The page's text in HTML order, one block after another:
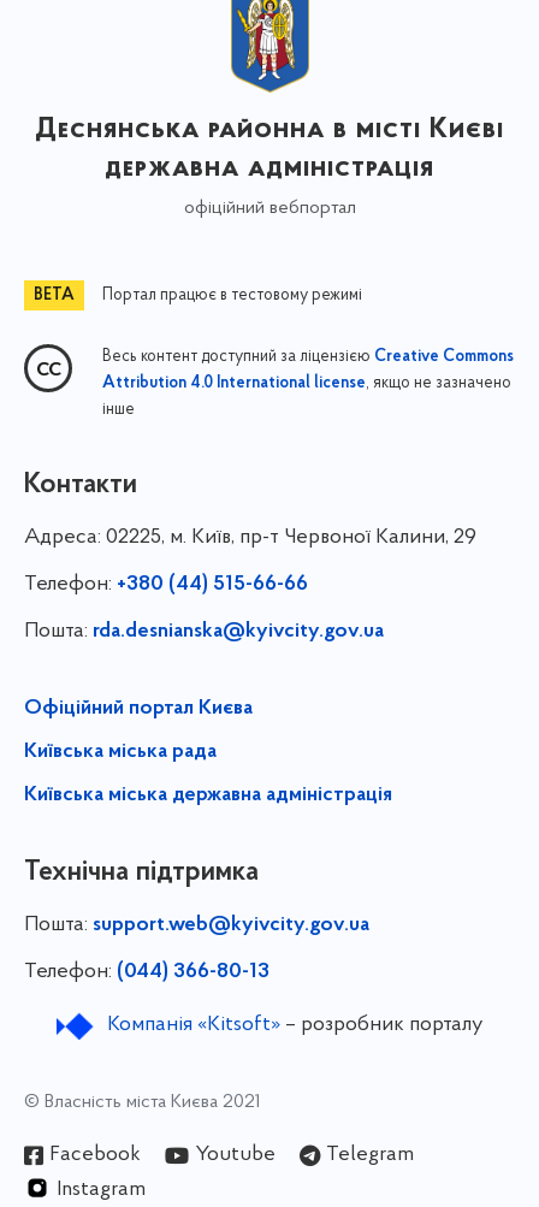
Деснянська районна в місті Києві
державна адміністрація
офіційний вебпортал
Портал працює в тестовому режимі
Весь контент доступний за ліцензією Creative Commons
Attribution 4.0 International license, якщо не зазначено
інше
Контакти
Адреса: 02225, м. Київ, пр-т Червоної Калини, 29
Телефон: +380 (44) 515-66-66
Пошта: rda.desnianska@kyivcity.gov.ua
Офіційний портал Києва
Київська міська рада
Київська міська державна адміністрація
Технічна підтримка
Пошта: support.web@kyivcity.gov.ua
Телефон: (044) 366-80-13
Компанія «Kitsoft»– розробник порталу
© Власність міста Києва 2021
Facebook Youtube
Telegram
Instagram